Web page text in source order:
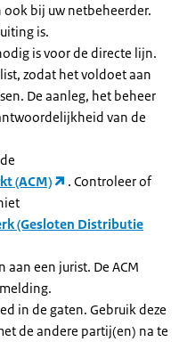
bij uw netbeheerder.
is.
is voor de directe lijn.
zodat het voldoet aan
De aanleg, het beheer
van de
(ACM)
. Controleer of
(Gesloten Distributie
aan een jurist. De ACM
in de gaten. Gebruik deze
de andere partij(en) na te